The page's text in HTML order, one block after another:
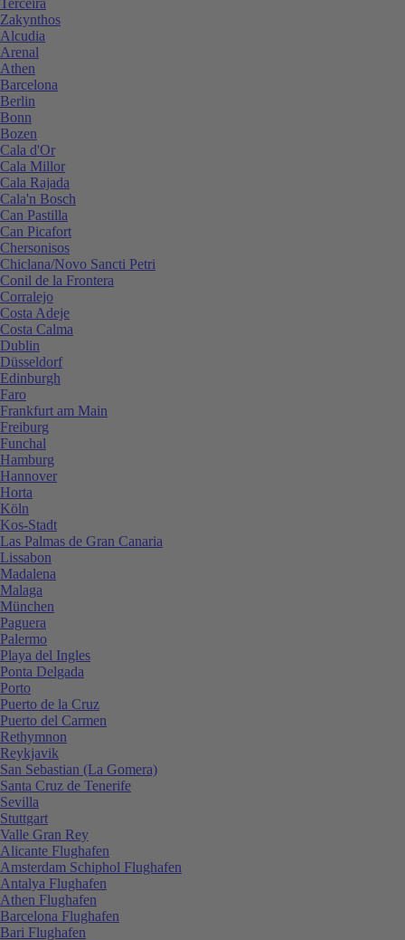
Zakynthos
Alcudia
Arenal
Athen
Barcelona
Berlin
Bonn
Bozen
Cala d'Or
Cala Millor
Cala Rajada
Cala'n Bosch
Can Pastilla
Can Picafort
Chersonisos
Chiclana/Novo Sancti Petri
Conil de la Frontera
Corralejo
Costa Adeje
Costa Calma
Dublin
Düsseldorf
Edinburgh
Faro
Frankfurt am Main
Freiburg
Funchal
Hamburg
Hannover
Horta
Köln
Kos-Stadt
Las Palmas de Gran Canaria
Lissabon
Madalena
Malaga
München
Paguera
Palermo
Playa del Ingles
Ponta Delgada
Porto
Puerto de la Cruz
Puerto del Carmen
Rethymnon
Reykjavik
San Sebastian (La Gomera)
Santa Cruz de Tenerife
Sevilla
Stuttgart
Valle Gran Rey
Alicante Flughafen
Amsterdam Schiphol Flughafen
Antalya Flughafen
Athen Flughafen
Barcelona Flughafen
Bari Flughafen